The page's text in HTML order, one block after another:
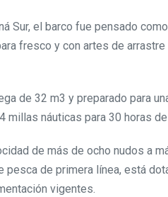
Sur, el barco fue pensado
fresco y con artes de
de 32 m3 y preparado para
millas náuticas para 30 horas
de más de ocho nudos a
de primera línea, está
vigentes.